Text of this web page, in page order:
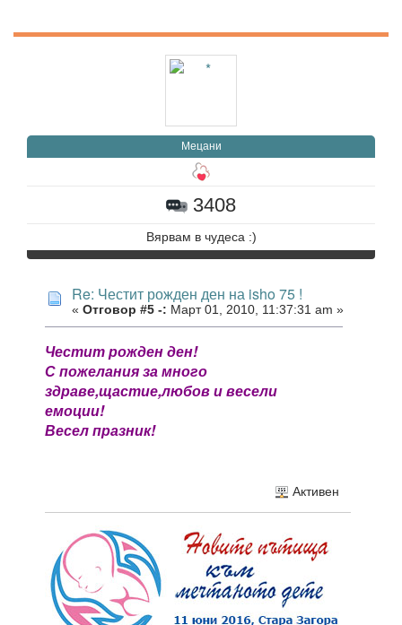
Мецани
3408
Вярвам в чудеса :)
Re: Честит рожден ден на isho 75 !
« Отговор #5 -: Март 01, 2010, 11:37:31 am »
Честит рожден ден!
С пожелания за много
здраве,щастие,любов и весели
емоции!
Весел празник!
Активен